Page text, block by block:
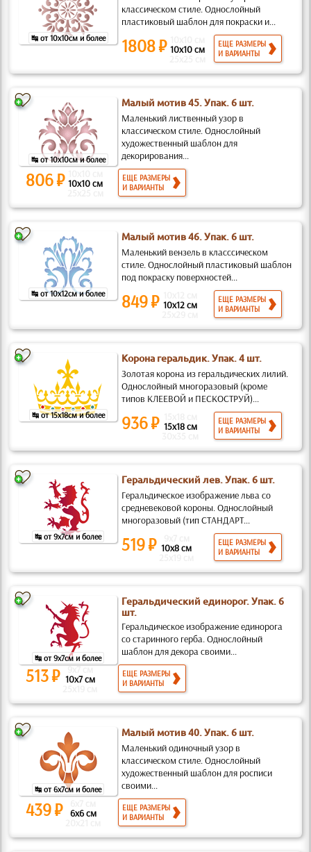
↹ от 10x10см и более
классическом стиле. Однослойный
пластиковый шаблон для покраски и...
1808 ₽ 10x10 см
ЕЩЕ РАЗМЕРЫ
И ВАРИАНТЫ
↹ от 10x10см и более
Малый мотив 45. Упак. 6 шт.
Маленький лиственный узор в
классическом стиле. Однослойный
художественный шаблон для
декорирования...
806 ₽ 10x10 см
ЕЩЕ РАЗМЕРЫ
И ВАРИАНТЫ
↹ от 10x12см и более
Малый мотив 46. Упак. 6 шт.
Маленький вензель в класссическом
стиле. Однослойный пластиковый шаблон
под покраску поверхностей...
849 ₽ 10x12 см
ЕЩЕ РАЗМЕРЫ
И ВАРИАНТЫ
↹ от 15x18см и более
Корона геральдик. Упак. 4 шт.
Золотая корона из геральдических лилий.
Однослойный многоразовый (кроме
типов КЛЕЕВОЙ и ПЕСКОСТРУЙ)...
936 ₽ 15x18 см
ЕЩЕ РАЗМЕРЫ
И ВАРИАНТЫ
↹ от 9x7см и более
Геральдический лев. Упак. 6 шт.
Геральдическое изображение льва со
средневековой короны. Однослойный
многоразовый (тип СТАНДАРТ...
519 ₽ 10x8 см
ЕЩЕ РАЗМЕРЫ
И ВАРИАНТЫ
↹ от 9x7см и более
Геральдический единорог. Упак. 6
шт.
Геральдическое изображение единорога
со старинного герба. Однослойный
шаблон для декора своими...
513 ₽ 9x7 см
10x7 см
ЕЩЕ РАЗМЕРЫ
И ВАРИАНТЫ
↹ от 6x7см и более
Малый мотив 40. Упак. 6 шт.
Маленький одиночный узор в
классическом стиле. Однослойный
художественный шаблон для росписи
своими...
439 ₽ 6x6 см
ЕЩЕ РАЗМЕРЫ
И ВАРИАНТЫ